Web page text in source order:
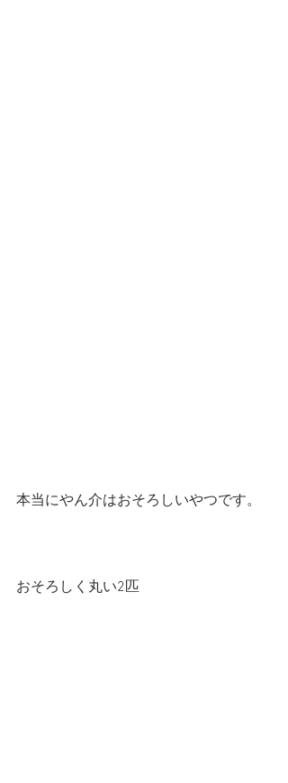
本当にやん介はおそろしいやつです。
おそろしく丸い2匹